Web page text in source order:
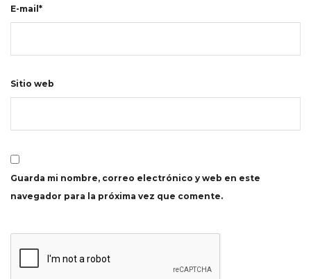
E-mail*
Sitio web
Guarda mi nombre, correo electrónico y web en este
navegador para la próxima vez que comente.